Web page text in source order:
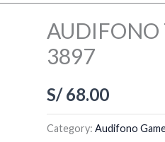
AUDIFONO
3897
S/68.00
Category:Audifono